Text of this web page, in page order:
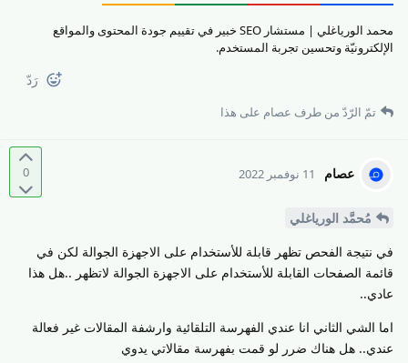
محمد الورياغلي | مستشار SEO خبير في تقييم جودة المحتوى والمواقع
الإلكترونيّة وتحسين تجربة المستخدم.
رَدّ
تمّ الرّدّ من طرف عصام على هذا
0 عصام 11 نوفمبر 2022
مُحمَّد الورياغلي
في نتيجة الفحص تظهر قابلة للأستخدام على الاجهزة الجوالة لكن في
قائمة الصفحات القابلة للأستخدام على الاجهزة الجوالة لاتظهر ..هل هذا
عادي..
اما الشي الثاني انا عندي الفهرسة التلقائية وارشفة المقالات غير فعالة
عندي.. هل هناك ضرر لو قمت بفهرسة مقالاتي يدوي